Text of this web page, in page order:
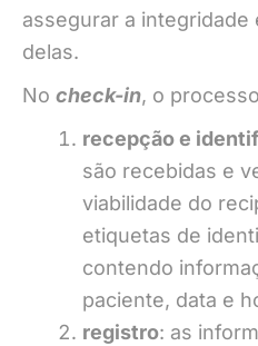
assegurar a integridade
delas.
No check-in, o
recepção e
são recebidas e
viabilidade do
etiquetas de
contendo
paciente, data e
registro: as